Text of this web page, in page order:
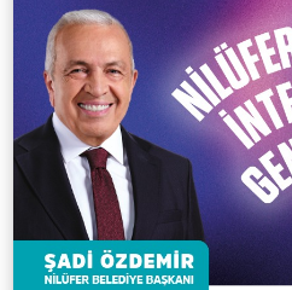
İsmail Özkan, kadınlarda
rakiplerinin önünde yarışı
doğa koşularına yeni
yapılan 6K parkurunu
kadınlarda Büşra Kaya birinci
kategorilerinde de
Maratonda dereceye
Nilüfer Belediye Başkanı
sponsorları tarafından